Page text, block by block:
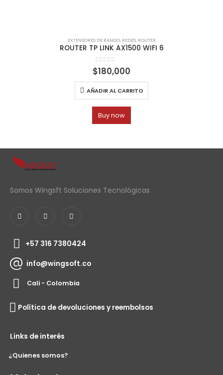
EXTENSORES DE RANGO, REDES, ROUTER
ROUTER TP LINK AX1500 WIFI 6
0out of 5
$180,000
AÑADIR AL CARRITO
Buy now
Somos Wingsft Soluciones Tecnológicas
+57 316 7380424
info@wingsoft.co
Cali - Colombia
Política de devoluciones y reembolsos
Links de interés
¿Quienes somos?